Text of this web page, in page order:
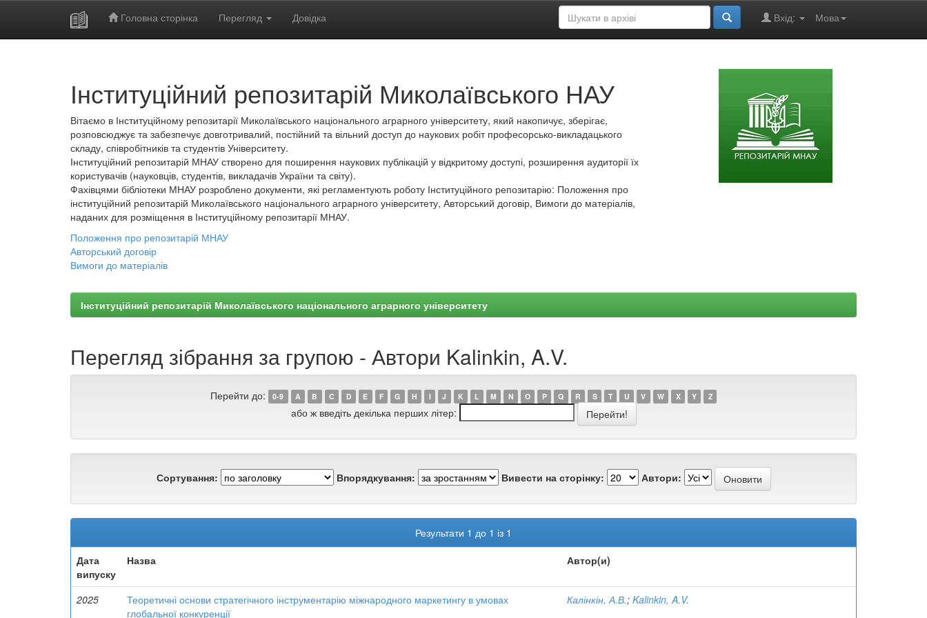
Головна сторінка Перегляд Довідка Мова
Вхід:
Інституційний репозитарій Миколаївського НАУ
Вітаємо в Інституційному репозитарії Миколаївського національного аграрного університету, який накопичує, зберігає,
розповсюджує та забезпечує довготривалий, постійний та вільний доступ до наукових робіт професорсько-викладацького
складу, співробітників та студентів Університету.
Інституційний репозитарій МНАУ створено для поширення наукових публікацій у відкритому доступі, розширення аудиторії їх
користувачів (науковців, студентів, викладачів України та світу).
Фахівцями бібліотеки МНАУ розроблено документи, які регламентують роботу Інституційного репозитарію: Положення про
інституційний репозитарій Миколаївського національного аграрного університету, Авторський договір, Вимоги до матеріалів,
наданих для розміщення в Інституційному репозитарії МНАУ.
Положення про репозитарій МНАУ
Авторський договір
Вимоги до матеріалів
Інституційний репозитарій Миколаївського національного аграрного університету
Перегляд зібрання за групою - Автори Kalinkin, A.V.
Перейти до: 0-9 A B C D E F G H I J K L M N O P Q R S T U V W X Y Z
або ж введіть декілька перших літер:
Сортування: Впорядкування: Вивести на сторінку: Автори:
Результати 1 до 1 із 1
Дата
випуску
Назва Автор(и)
2025
Теоретичні основи стратегічного інструментарію міжнародного маркетингу в умовах
глобальної конкуренції
Калінкін, А.В.; Kalinkin, A.V.